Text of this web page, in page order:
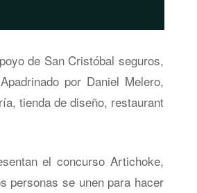
de San Cristóbal seguros,
por Daniel Melero,
tienda de diseño, restaurant
el concurso Artichoke,
personas se unen para hacer